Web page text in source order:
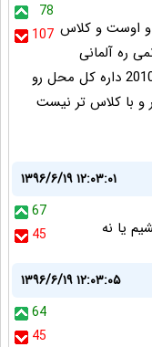
78
107 و اوست و کلاس
ره آلمانی
گرون بخره تو کوچه ما یک نفر سوناتا 2010 داره کل محل رو
با کلاس تر نیست
۱۳۹۶/۶/۱۹ ۱۲:۰۳:۰۱
67
45
۱۳۹۶/۶/۱۹ ۱۲:۰۳:۰۵
64
45